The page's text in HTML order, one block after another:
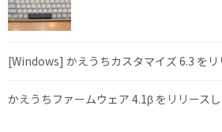
[Windows] かえうちカスタマイズ 6.3 をリ
かえうちファームウェア 4.1β をリリース